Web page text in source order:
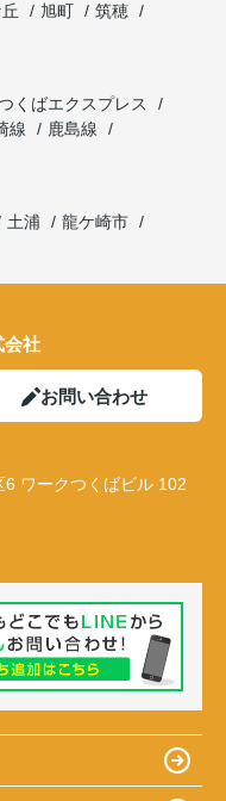
旭町
筑穂
くばエクスプレス
線
鹿島線
土浦
龍ケ崎市
会社
お問い合わせ
ワークつくばビル 102